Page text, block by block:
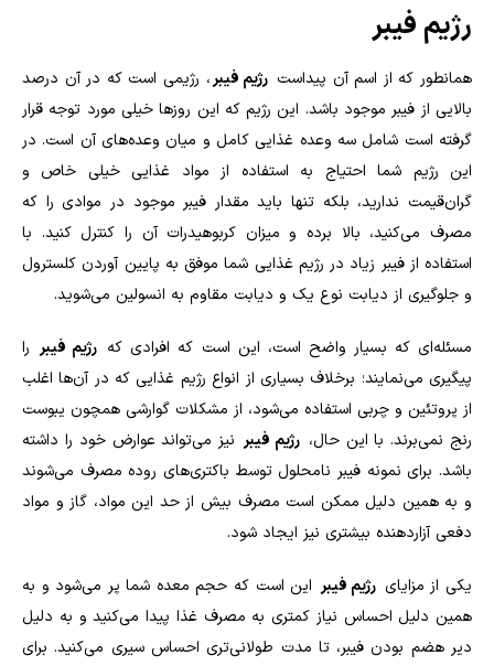
رژیم فیبر
همانطور که از اسم آن پیداست رژیم فیبر، رژیمی است که در آن درصد
بالایی از فیبر موجود باشد. این رژیم که این روزها خیلی مورد توجه قرار
گرفته است شامل سه وعده غذایی کامل و میان وعده‌های آن است. در
این رژیم شما احتیاج به استفاده از مواد غذایی خیلی خاص و
گران‌قیمت ندارید، بلکه تنها باید مقدار فیبر موجود در موادی را که
مصرف می‌کنید، بالا برده و میزان کربوهیدرات آن را کنترل کنید. با
استفاده از فیبر زیاد در رژیم غذایی شما موفق به پایین آوردن کلسترول
و جلوگیری از دیابت نوع یک و دیابت مقاوم به انسولین می‌شوید.
مسئله‌ای که بسیار واضح است، این است که افرادی که رژیم فیبر را
پیگیری می‌نمایند؛ برخلاف بسیاری از انواع رژیم غذایی که در آن‌ها اغلب
از پروتئین و چربی استفاده می‌شود، از مشکلات گوارشی همچون یبوست
رنج نمی‌برند. با این حال، رژیم فیبر نیز می‌تواند عوارض خود را داشته
باشد. برای نمونه فیبر نامحلول توسط باکتری‌های روده مصرف می‌شوند
و به همین دلیل ممکن است مصرف بیش از حد این مواد، گاز و مواد
دفعی آزاردهنده بیشتری نیز ایجاد شود.
یکی از مزایای رژیم فیبر این است که حجم معده شما پر می‌شود و به
همین دلیل احساس نیاز کمتری به مصرف غذا پیدا می‌کنید و به دلیل
دیر هضم بودن فیبر، تا مدت طولانی‌تری احساس سیری می‌کنید. برای